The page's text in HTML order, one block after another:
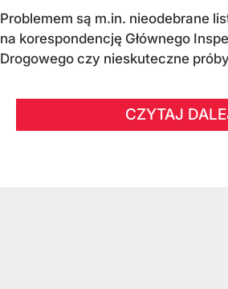
Problemem są m.in. nieodebrane
na korespondencję Głównego
Drogowego czy nieskuteczne
CZYTAJ